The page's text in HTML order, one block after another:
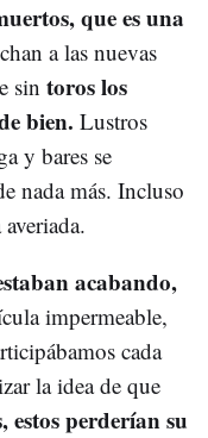
que es una
a las nuevas
sin toros los
bien. Lustros
y bares se
nada más. Incluso
acabando,
impermeable,
cada
la idea de que
estos perderían su